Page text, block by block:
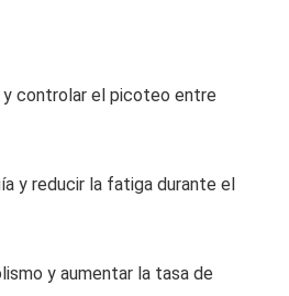
controlar el picoteo entre
y reducir la fatiga durante el
y aumentar la tasa de